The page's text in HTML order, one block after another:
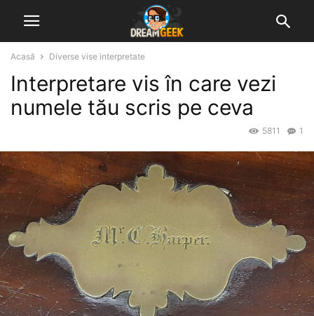
Acasă Diverse vise interpretate
Interpretare vis în care vezi
numele tău scris pe ceva
1
5811